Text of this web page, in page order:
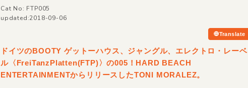
Cat No: FTP005
updated:2018-09-06
Translate
ドイツのBOOTY ゲットーハウス、ジャングル、エレクトロ・レーベ
ル〈FreiTanzPlatten(FTP)〉の005！HARD BEACH
ENTERTAINMENTからリリースしたTONI MORALEZ。